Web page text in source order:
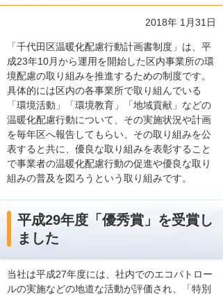
2018年 1月31日
「千代田区温暖化配慮行動計画書制度」は、平
成23年10月から運用を開始した区内事業所の環
境配慮の取り組みを推進するための制度です。
具体的には区内の各事業所で取り組んでいる
「環境活動」「環境教育」「地域貢献」などの
温暖化配慮行動について、その実施状況や計画
を毎年区へ報告してもらい、その取り組みを公
表すると共に、優良な取り組みを表彰すること
で事業者の温暖化配慮行動の促進や優良な取り
組みの普及を図ろうという取り組みです。
平成29年度「優秀賞」を受賞し
ました
当社は平成27年度には、社内でのエコパトロー
ルの実施などの地道な活動が評価され、「特別